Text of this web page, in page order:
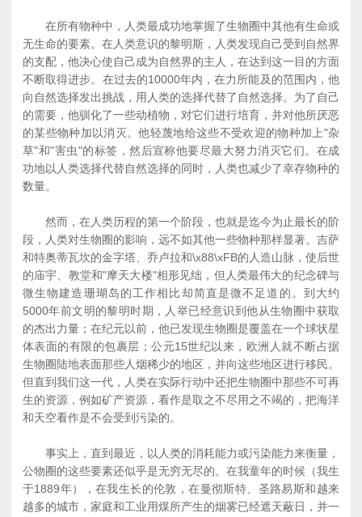
在所有物种中，人类最成功地掌握了生物圈中其他有生命或
无生命的要素。在人类意识的黎明斯，人类发现自己受到自然界
的支配，他决心使自己成为自然界的主人，在达到这一目的方面
不断取得进步。在过去的10000年内，在力所能及的范围内，他
向自然选择发出挑战，用人类的选择代替了自然选择。为了自己
的需要，他驯化了一些动植物，对它们进行培育，并对他所厌恶
的某些物种加以消灭。他轻蔑地给这些不受欢迎的物种加上"杂
草"和"害虫"的标签，然后宣称他要尽最大努力消灭它们。在成
功地以人类选择代替自然选择的同时，人类也减少了幸存物种的
数量。
然而，在人类历程的第一个阶段，也就是迄今为止最长的阶
段，人类对生物圈的影响，远不如其他一些物种那样显著。吉萨
和特奥蒂瓦坎的金字塔、乔卢拉和\x88\xFB的人造山脉，使后世
的庙宇、教堂和"摩天大楼"相形见绌，但人类最伟大的纪念碑与
微生物建造珊瑚岛的工作相比却简直是微不足道的。到大约
5000年前文明的黎明时期，人举已经意识到他从生物圈中获取
的杰出力量；在纪元以前，他已发现生物圈是覆盖在一个球状星
体表面的有限的包裹层；公元15世纪以来，欧洲人就不断占据
生物圈陆地表面那些人烟稀少的地区，并向这些地区进行移民。
但直到我们这一代，人类在实际行动中还把生物圈中那些不可再
生的资源，例如矿产资源，看作是取之不尽用之不竭的，把海洋
和天空看作是不会受到污染的。
事实上，直到最近，以人类的消耗能力或污染能力来衡量，
公物圈的这些要素还似乎是无穷无尽的。在我童年的时候（我生
于1889年），在我生长的伦敦，在曼彻斯特、圣路易斯和越来
越多的城市，家庭和工业用煤所产生的烟雾已经遮天蔽日，并一